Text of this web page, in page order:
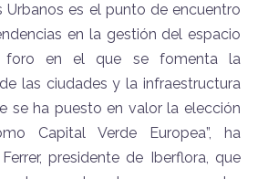
Urbanos es el punto de encuentro
en la gestión del espacio
foro en el que se fomenta la
las ciudades y la infraestructura
se ha puesto en valor la elección
Capital Verde Europea”, ha
presidente de Iberflora, que